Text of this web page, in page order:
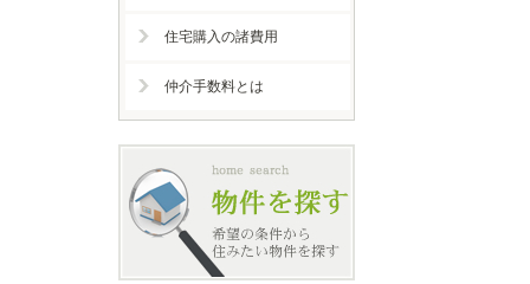
住宅購入の諸費用
仲介手数料とは